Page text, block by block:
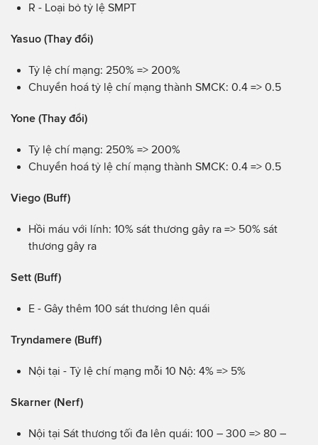
R - Loại bỏ tỷ lệ SMPT
Yasuo (Thay đổi)
Tỷ lệ chí mạng: 250% => 200%
Chuyển hoá tỷ lệ chí mạng thành SMCK: 0.4 => 0.5
Yone (Thay đổi)
Tỷ lệ chí mạng: 250% => 200%
Chuyển hoá tỷ lệ chí mạng thành SMCK: 0.4 => 0.5
Viego (Buff)
Hồi máu với lính: 10% sát thương gây ra => 50% sát
thương gây ra
Sett (Buff)
E - Gây thêm 100 sát thương lên quái
Tryndamere (Buff)
Nội tại - Tỷ lệ chí mạng mỗi 10 Nộ: 4% => 5%
Skarner (Nerf)
Nội tại Sát thương tối đa lên quái: 100 – 300 => 80 –